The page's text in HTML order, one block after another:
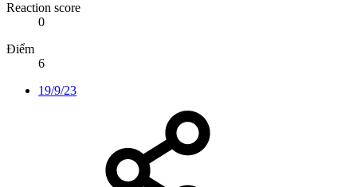
Reaction score
0
Điểm
6
19/9/23